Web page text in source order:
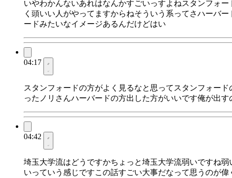
いやわかんないあれはなんかすごいっすよねスタンフォ
く頭いい人がやってますからねそういう系ってさハーバ
ードみたいなイメージあるんだけどはい
04:17
スタンフォードの方がよく見るなと思ってスタンフォー
ったノリさんハーバードの方出した方がいいです俺が出
04:42
埼玉大学流はどうですかちょっと埼玉大学流弱いですね
いっていう感じですこの話すごい大事だなって思うのが